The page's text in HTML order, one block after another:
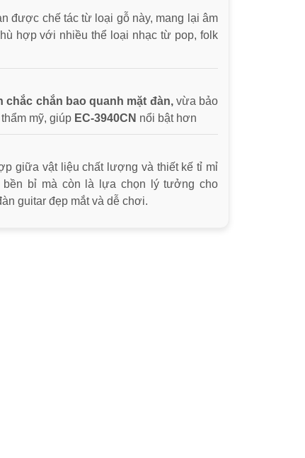
được chế tác từ loại gỗ này, mang lại âm
hợp với nhiều thể loại nhạc từ pop, folk
chắn bao quanh mặt đàn,vừa bảo
mỹ, giúp EC-3940CN nổi bật hơn
giữa vật liệu chất lượng và thiết kế tỉ mỉ
bền bỉ mà còn là lựa chọn lý tưởng cho
guitar đẹp mắt và dễ chơi.